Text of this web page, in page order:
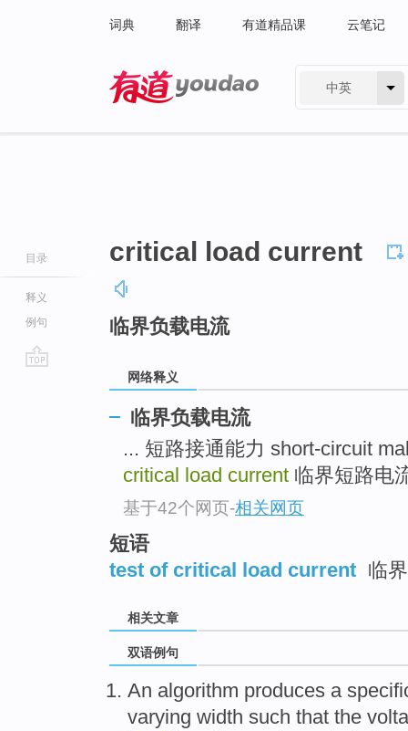
词典 翻译 有道精品课 云笔记
中英
目录
释义
例句
critical load current
临界负载电流
网络释义
临界负载电流
... 短路接通能力 short-circuit
critical load current 临界短路电
基于42个网页-相关网页
短语
test of critical load current 临
相关文章
双语例句
An algorithm produces a
varying width such that the